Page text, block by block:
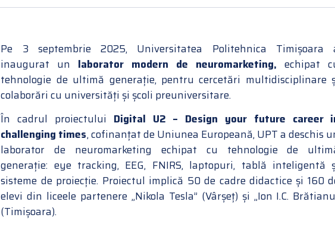
Pe 3 septembrie 2025, Universitatea Politehnica Timișoara
inaugurat un laborator modern de neuromarketing, echipat
tehnologie de ultimă generație, pentru cercetări multidisciplinare
colaborări cu universități și școli preuniversitare.
În cadrul proiectului Digital U2 – Design your future career
challenging times, cofinanțat de Uniunea Europeană, UPT a deschis
laborator de neuromarketing echipat cu tehnologie de
generație: eye tracking, EEG, FNIRS, laptopuri, tablă inteligentă
sisteme de proiecție. Proiectul implică 50 de cadre didactice și 160
elevi din liceele partenere „Nikola Tesla” (Vârșeț) și „Ion I.C.
(Timișoara).